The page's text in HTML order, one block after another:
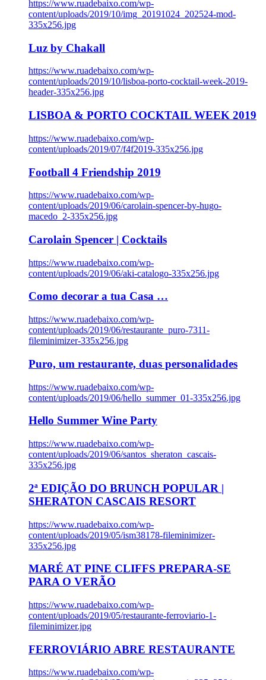
https://www.ruadebaixo.com/wp-
content/uploads/2019/10/img_20191024_202524-mod-
335x256.jpg
Luz by Chakall
https://www.ruadebaixo.com/wp-
content/uploads/2019/10/lisboa-porto-cocktail-week-2019-
header-335x256.jpg
LISBOA & PORTO COCKTAIL WEEK 2019
https://www.ruadebaixo.com/wp-
content/uploads/2019/07/f4f2019-335x256.jpg
Football 4 Friendship 2019
https://www.ruadebaixo.com/wp-
content/uploads/2019/06/carolain-spencer-by-hugo-
macedo_2-335x256.jpg
Carolain Spencer | Cocktails
https://www.ruadebaixo.com/wp-
content/uploads/2019/06/aki-catalogo-335x256.jpg
Como decorar a tua Casa …
https://www.ruadebaixo.com/wp-
content/uploads/2019/06/restaurante_puro-7311-
fileminimizer-335x256.jpg
Puro, um restaurante, duas personalidades
https://www.ruadebaixo.com/wp-
content/uploads/2019/06/hello_summer_01-335x256.jpg
Hello Summer Wine Party
https://www.ruadebaixo.com/wp-
content/uploads/2019/06/santos_sheraton_cascais-
335x256.jpg
2ª EDIÇÃO DO BRUNCH POPULAR |
SHERATON CASCAIS RESORT
https://www.ruadebaixo.com/wp-
content/uploads/2019/05/ism38178-fileminimizer-
335x256.jpg
MARÉ AT PINE CLIFFS PREPARA-SE
PARA O VERÃO
https://www.ruadebaixo.com/wp-
content/uploads/2019/05/restaurante-ferroviario-1-
fileminimizer.jpg
FERROVIÁRIO ABRE RESTAURANTE
https://www.ruadebaixo.com/wp-